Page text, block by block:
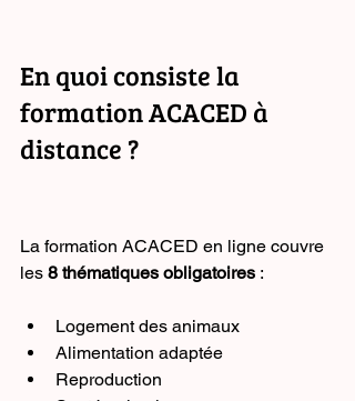
En quoi consiste la
formation ACACED à
distance ?
La formation ACACED en ligne couvre
les 8 thématiques obligatoires :
Logement des animaux
Alimentation adaptée
Reproduction